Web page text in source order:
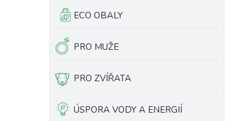
ECO OBALY
PRO MUŽE
PRO ZVÍŘATA
ÚSPORA VODY A ENERGIÍ